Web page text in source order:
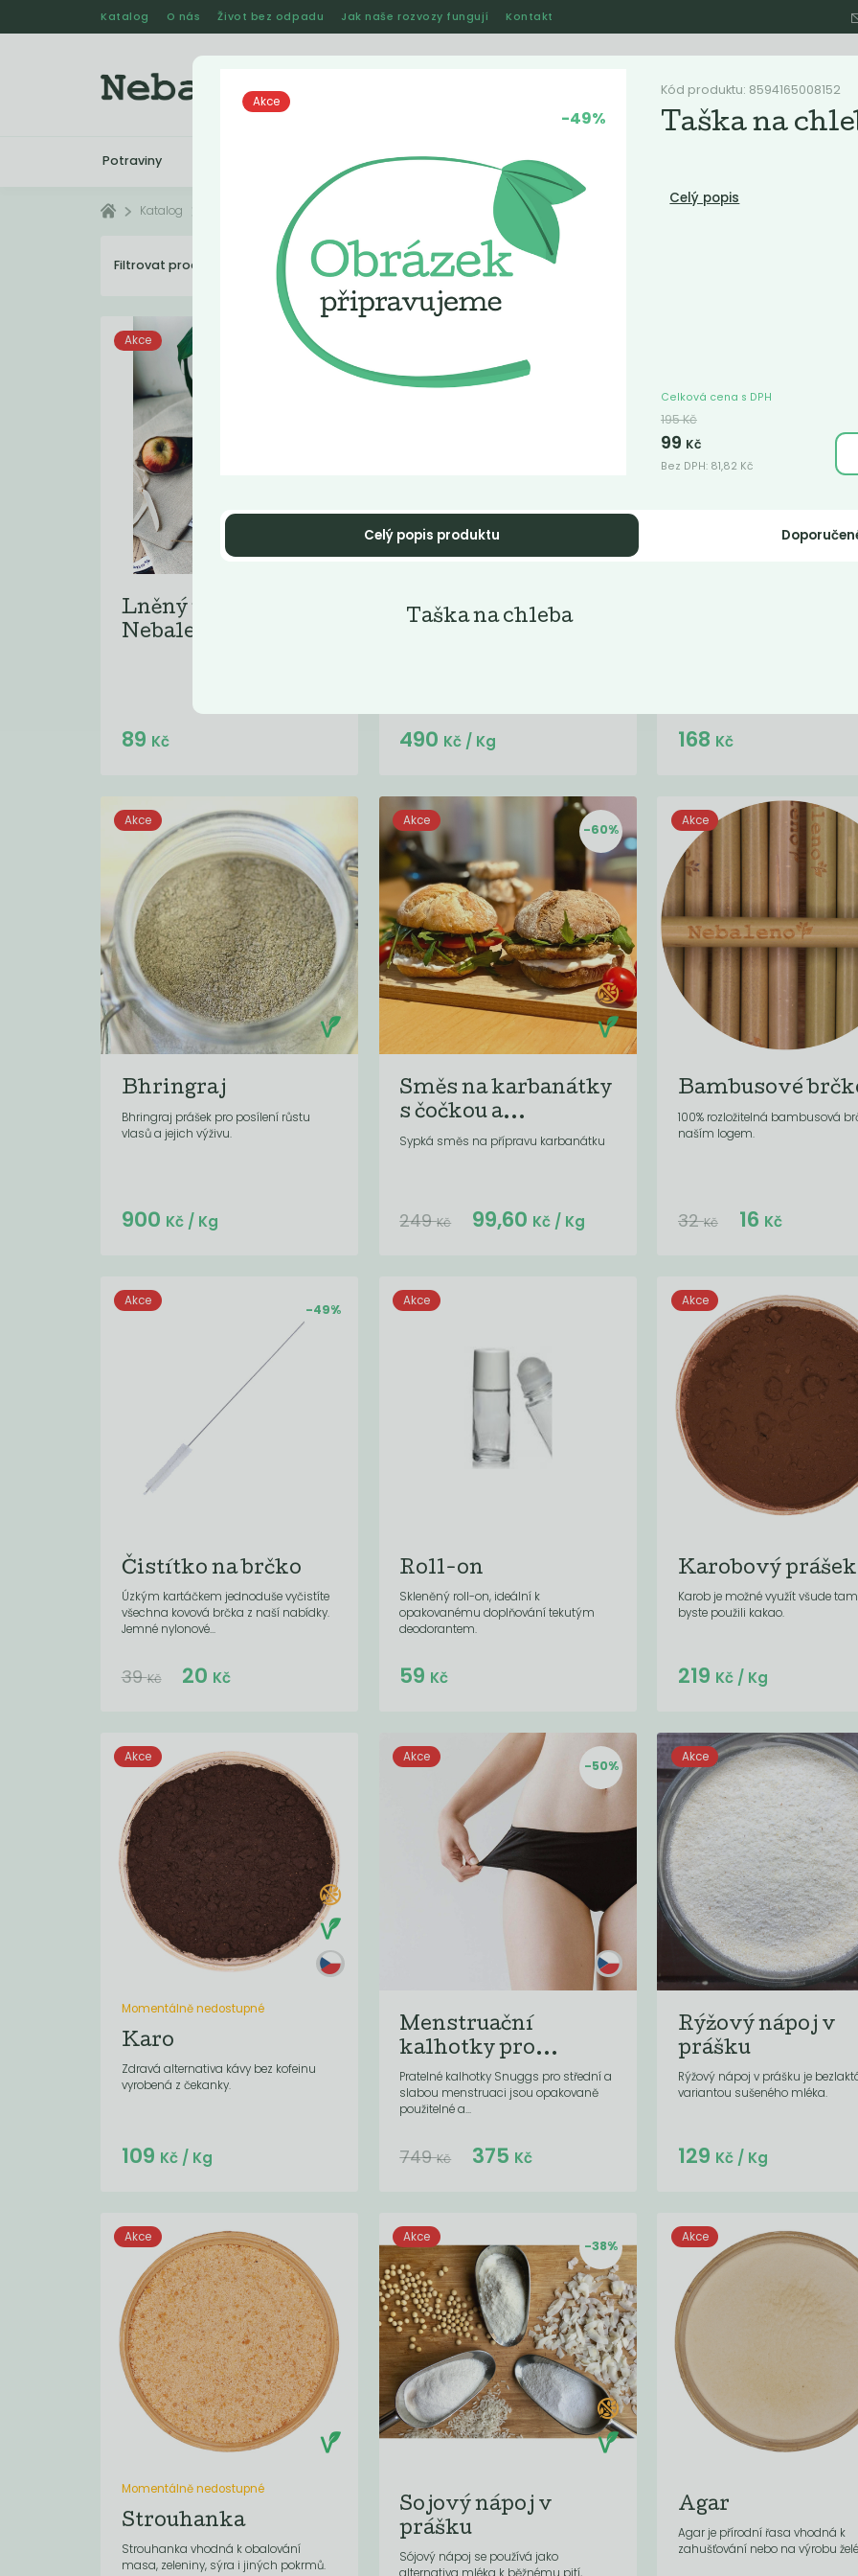
Katalog O nás Život bez odpadu Jak naše rozvozy fungují Kontakt
Potraviny Kosmetika Ostatní
Katalog
Filtrovat produkty 35 Doporučené Nejlevnější
Akce
Lněný pytlík
Nebaleno
89 Kč
Bílý jíl
Do košíku:
490 Kč / Kg Do košíku:
168 Kč
Akce
Bhringraj
Bhringraj prášek pro posílení růstu
vlasů a jejich výživu.
Do košíku:
900 Kč/ Kg
Akce
-60%
Směs na karbanátky
s čočkou a...
Sypká směs na přípravu karbanátku
Do košíku:(99 Kč )
249Kč 99,60 Kč/ Kg
Akce
Bambusové
100% rozložitelná bambusová
naším logem.
Do košíku:
32Kč 16 Kč
Akce
-49%
Čistítko na brčko
Úzkým kartáčkem jednoduše vyčistíte
všechna kovová brčka z naší nabídky.
Jemné nylonové...
Do košíku:
39Kč 20 Kč
Akce
Roll-on
Skleněný roll-on, ideální k
opakovanému doplňování tekutým
deodorantem.
59 Kč
Akce
Karobový prášek
Karob je možné využít všude
byste použili kakao.
Do košíku:
219 Kč/ Kg
Akce
Momentálně nedostupné
Karo
Zdravá alternativa kávy bez kofeinu
vyrobená z čekanky.
109 Kč/ Kg
Akce
-50%
Menstruační
kalhotky pro...
Pratelné kalhotky Snuggs pro střední a
slabou menstruaci jsou opakovaně
použitelné a...
Do košíku:(375
749Kč 375 Kč
Akce
Rýžový nápoj v
prášku
Rýžový nápoj v prášku je
variantou sušeného mléka.
Do košíku:
129 Kč/ Kg
Akce
Momentálně nedostupné
Strouhanka
Strouhanka vhodná k obalování
masa, zeleniny, sýra i jiných pokrmů.
Akce
-38%
Sojový nápoj v
prášku
Sójový nápoj se používá jako
Akce
Agar
Agar je přírodní řasa vhodná k
zahušťování nebo na výrobu
Akce
-49%
Kód produktu: 8594165008152
Taška na
Celý popis
Celková cena s DPH
195Kč
99 Kč
Bez DPH: 81,82 Kč
Celý popis produktu
Taška na chleba